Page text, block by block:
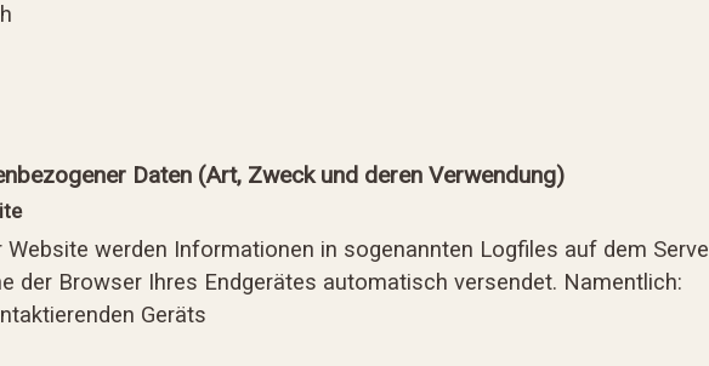
Daten (Art, Zweck und deren Verwendung)
Website werden Informationen in sogenannten Logfiles auf dem
der Browser Ihres Endgerätes automatisch versendet. Namentlich:
Geräts